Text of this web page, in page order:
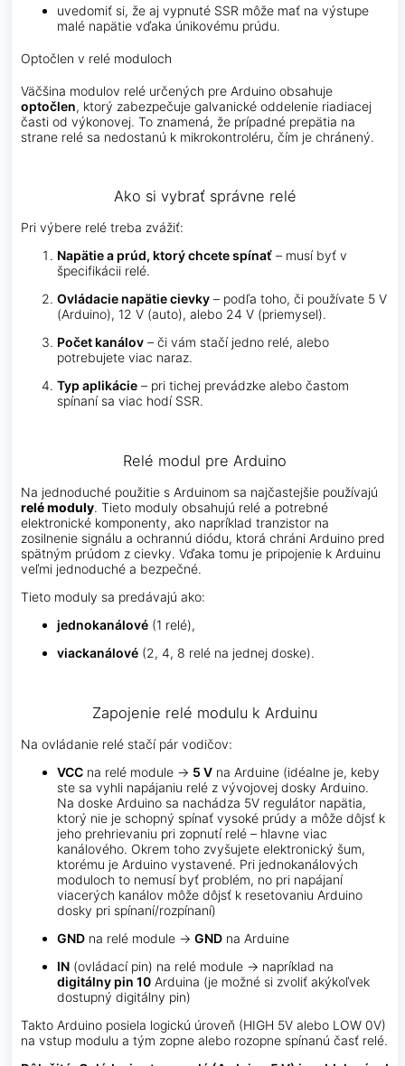
uvedomiť si, že aj vypnuté SSR môže mať na výstupe
malé napätie vďaka únikovému prúdu.
Optočlen v relé moduloch
Väčšina modulov relé určených pre Arduino obsahuje
optočlen, ktorý zabezpečuje galvanické oddelenie riadiacej
časti od výkonovej. To znamená, že prípadné prepätia na
strane relé sa nedostanú k mikrokontroléru, čím je chránený.
Ako si vybrať správne relé
Pri výbere relé treba zvážiť:
Napätie a prúd, ktorý chcete spínať – musí byť v
špecifikácii relé.
Ovládacie napätie cievky – podľa toho, či používate 5 V
(Arduino), 12 V (auto), alebo 24 V (priemysel).
Počet kanálov – či vám stačí jedno relé, alebo
potrebujete viac naraz.
Typ aplikácie – pri tichej prevádzke alebo častom
spínaní sa viac hodí SSR.
Relé modul pre Arduino
Na jednoduché použitie s Arduinom sa najčastejšie používajú
relé moduly. Tieto moduly obsahujú relé a potrebné
elektronické komponenty, ako napríklad tranzistor na
zosilnenie signálu a ochrannú diódu, ktorá chráni Arduino pred
spätným prúdom z cievky. Vďaka tomu je pripojenie k Arduinu
veľmi jednoduché a bezpečné.
Tieto moduly sa predávajú ako:
jednokanálové (1 relé),
viackanálové (2, 4, 8 relé na jednej doske).
Zapojenie relé modulu k Arduinu
Na ovládanie relé stačí pár vodičov:
VCC na relé module → 5 V na Arduine (idéalne je, keby
ste sa vyhli napájaniu relé z vývojovej dosky Arduino.
Na doske Arduino sa nachádza 5V regulátor napätia,
ktorý nie je schopný spínať vysoké prúdy a môže dôjsť k
jeho prehrievaniu pri zopnutí relé – hlavne viac
kanálového. Okrem toho zvyšujete elektronický šum,
ktorému je Arduino vystavené. Pri jednokanálových
moduloch to nemusí byť problém, no pri napájaní
viacerých kanálov môže dôjsť k resetovaniu Arduino
dosky pri spínaní/rozpínaní)
GND na relé module → GND na Arduine
IN (ovládací pin) na relé module → napríklad na
digitálny pin 10 Arduina (je možné si zvoliť akýkoľvek
dostupný digitálny pin)
Takto Arduino posiela logickú úroveň (HIGH 5V alebo LOW 0V)
na vstup modulu a tým zopne alebo rozopne spínanú časť relé.